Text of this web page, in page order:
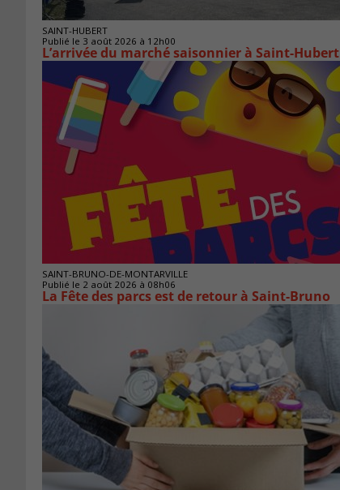
SAINT-HUBERT
Publié le 3 août 2026 à 12h00
L’arrivée du marché saisonnier à Saint-Hubert
SAINT-BRUNO-DE-MONTARVILLE
Publié le 2 août 2026 à 08h06
La Fête des parcs est de retour à Saint-Bruno